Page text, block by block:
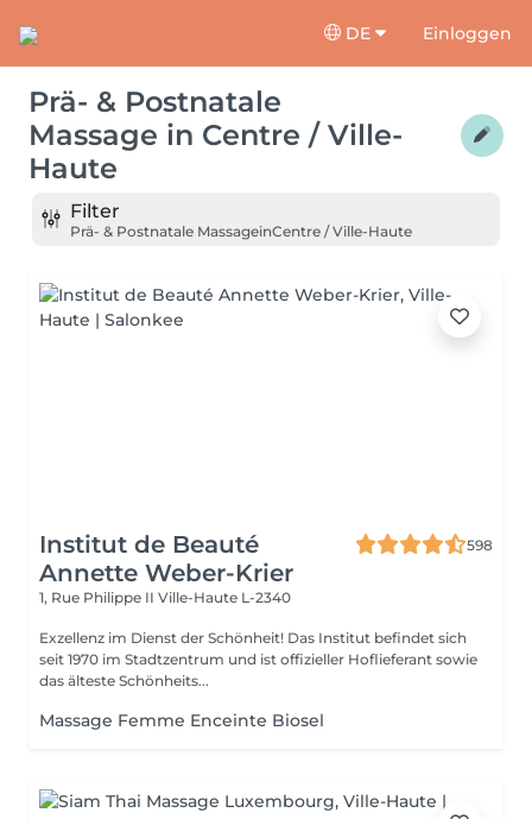
DE Einloggen
Prä- & Postnatale
Massage in Centre / Ville-
Haute
Filter
Prä- & Postnatale MassageinCentre / Ville-Haute
Institut de Beauté
Annette Weber-Krier
598
1, Rue Philippe II Ville-Haute L-2340
Exzellenz im Dienst der Schönheit! Das Institut befindet sich
seit 1970 im Stadtzentrum und ist offizieller Hoflieferant sowie
das älteste Schönheits...
Massage Femme Enceinte Biosel